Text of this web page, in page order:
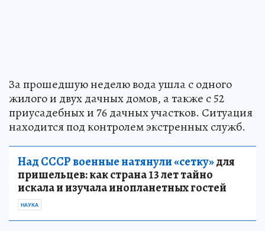
За прошедшую неделю вода ушла с одного
жилого и двух дачных домов, а также с 52
приусадебных и 76 дачных участков. Ситуация
находится под контролем экстренных служб.
Над СССР военные натянули «сетку»для
пришельцев: как страна 13 лет тайно
искала и изучала инопланетных гостей
НАУКА